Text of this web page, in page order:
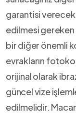
garantisi verecek
edilmesi
bir diğer önemli
evrakların
orijinal olarak
güncel vize
edilmelidir.